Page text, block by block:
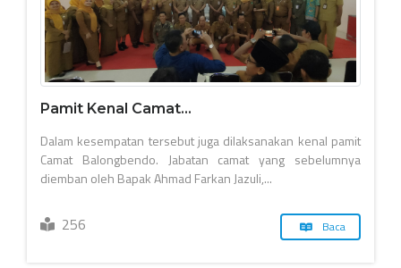
Pamit Kenal Camat...
Dalam kesempatan tersebut juga dilaksanakan kenal pamit
Camat Balongbendo. Jabatan camat yang sebelumnya
diemban oleh Bapak Ahmad Farkan Jazuli,...
256 Baca